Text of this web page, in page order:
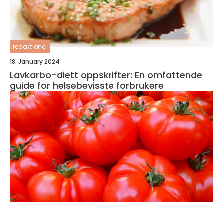
redaktionel
18. January 2024
Lavkarbo-diett oppskrifter: En omfattende
guide for helsebevisste forbrukere